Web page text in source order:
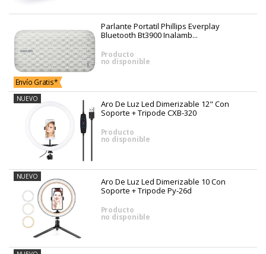
Envío Gratis*
Parlante Portatil Phillips Everplay
Bluetooth Bt3900 Inalamb...
Producto
no disponible
NUEVO
Aro De Luz Led Dimerizable 12" Con
Soporte + Tripode CXB-320
Producto
no disponible
NUEVO
Aro De Luz Led Dimerizable 10 Con
Soporte + Tripode Py-26d
Producto
no disponible